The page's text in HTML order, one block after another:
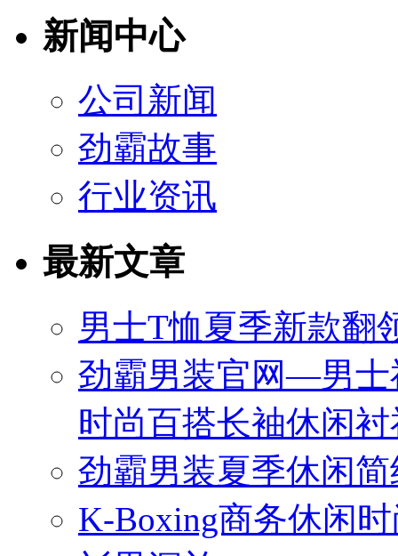
新闻中心
公司新闻
劲霸故事
行业资讯
最新文章
男士T恤夏季新款翻
劲霸男装官网—男士
时尚百搭长袖休闲
劲霸男装夏季休闲
K-Boxing商务休闲